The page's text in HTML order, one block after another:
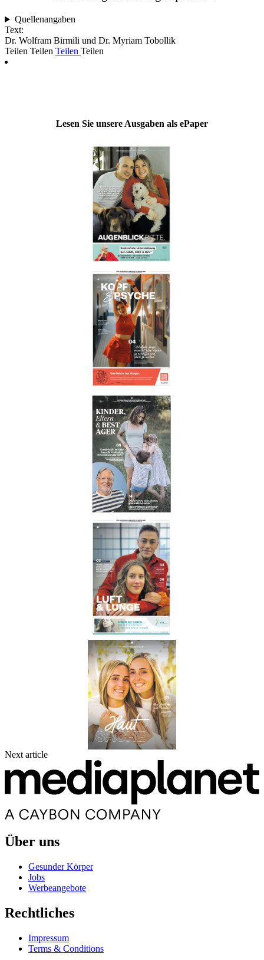
Quellenangaben
Text:
Dr. Wolfram Birmili und Dr. Myriam Tobollik
Teilen Teilen Teilen Teilen
Lesen Sie unsere Ausgaben als ePaper
Next article
Über uns
Gesunder Körper
Jobs
Werbeangebote
Rechtliches
Impressum
Terms & Conditions